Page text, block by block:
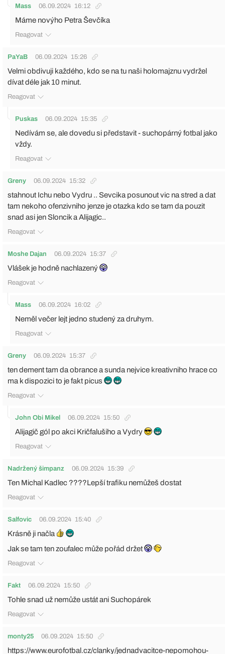
Mass 06.09.2024 16:12
Máme novýho Petra Ševčíka
Reagovat
PaYaB 06.09.2024 15:26
Velmi obdivuji každého, kdo se na tu naši holomajznu vydržel
dívat déle jak 10 minut.
Reagovat
Puskas 06.09.2024 15:35
Nedívám se, ale dovedu si představit - suchopárný fotbal jako
vždy.
Reagovat
Greny 06.09.2024 15:32
stahnout Ichu nebo Vydru .. Sevcika posunout vic na stred a dat
tam nekoho ofenzivniho jenze je otazka kdo se tam da pouzit
snad asi jen Sloncik a Alijagic..
Reagovat
Moshe Dajan 06.09.2024 15:37
Vlášek je hodně nachlazený
Reagovat
Mass 06.09.2024 16:02
Neměl večer lejt jedno studený za druhym.
Reagovat
Greny 06.09.2024 15:37
ten dement tam da obrance a sunda nejvice kreativniho hrace co
ma k dispozici to je fakt picus
Reagovat
John Obi Mikel 06.09.2024 15:50
Alijagič gól po akci Kričfalušiho a Vydry
Reagovat
Nadržený šimpanz 06.09.2024 15:39
Ten Michal Kadlec ????Lepší trafiku nemůžeš dostat
Reagovat
Salfovic 06.09.2024 15:40
Krásně ji načla
Jak se tam ten zoufalec může pořád držet
Reagovat
Fakt 06.09.2024 15:50
Tohle snad už nemůže ustát ani Suchopárek
Reagovat
monty25 06.09.2024 15:50
https://www.eurofotbal.cz/clanky/jednadvacitce-nepomohou-